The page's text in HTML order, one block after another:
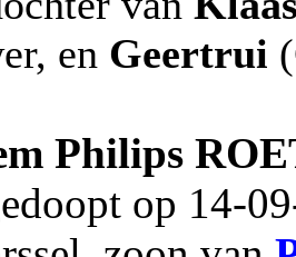
en Geertrui
Philips
op 14-